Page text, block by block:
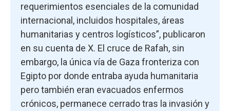
requerimientos esenciales de la comunidad
internacional, incluidos hospitales, áreas
humanitarias y centros logísticos”, publicaron
en su cuenta de X. El cruce de Rafah, sin
embargo, la única vía de Gaza fronteriza con
Egipto por donde entraba ayuda humanitaria
pero también eran evacuados enfermos
crónicos, permanece cerrado tras la invasión y